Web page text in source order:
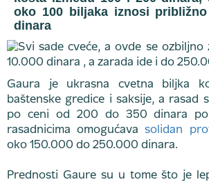
oko 100 biljaka iznosi
dinara
Gaura je ukrasna cvetna biljka
baštenske gredice i saksije, a rasad
po ceni od 200 do 350 dinara
rasadnicima omogućavasolidan
oko 150.000 do 250.000 dinara.
Prednosti Gaure su u tome što je